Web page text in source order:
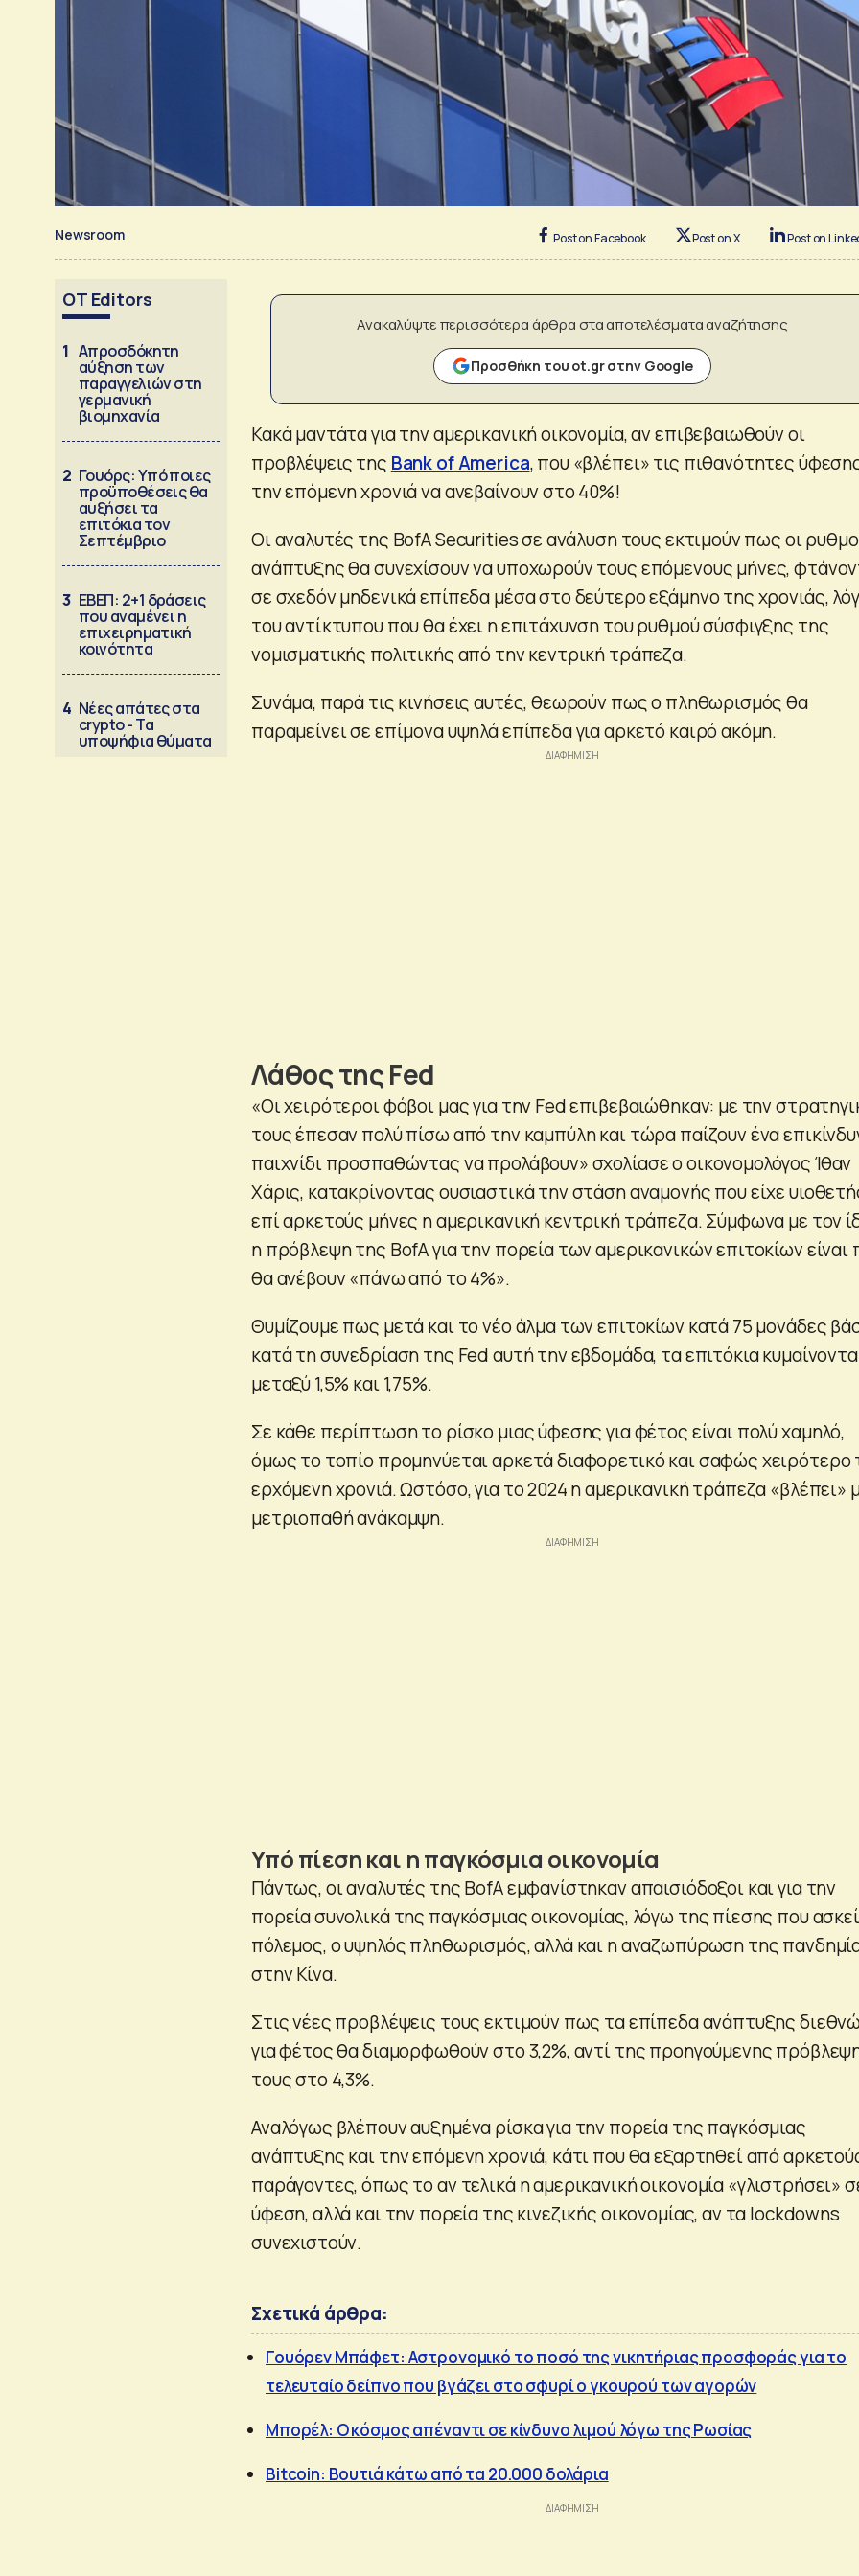
Newsroom Post on Facebook Post on X Post on
OT Editors
1 Απροσδόκητη
αύξηση των
παραγγελιών στη
γερμανική
βιομηχανία
2 Γουόρς: Υπό ποιες
προϋποθέσεις θα
αυξήσει τα
επιτόκια τον
Σεπτέμβριο
3 ΕΒΕΠ: 2+1 δράσεις
που αναμένει η
επιχειρηματική
κοινότητα
4 Νέες απάτες στα
crypto - Τα
υποψήφια θύματα
Ανακαλύψτε περισσότερα άρθρα στα αποτελέσματα αναζήτησης
Προσθήκη του ot.gr στην Google
Κακά μαντάτα για την αμερικανική οικονομία, αν επιβεβαιωθούν οι
προβλέψεις της Bank of America, που «βλέπει» τις πιθανότητες
την επόμενη χρονιά να ανεβαίνουν στο 40%!
Οι αναλυτές της BofA Securities σε ανάλυση τους εκτιμούν πως οι
ανάπτυξης θα συνεχίσουν να υποχωρούν τους επόμενους μήνες,
σε σχεδόν μηδενικά επίπεδα μέσα στο δεύτερο εξάμηνο της χρονιάς,
του αντίκτυπου που θα έχει η επιτάχυνση του ρυθμού σύσφιγξης της
νομισματικής πολιτικής από την κεντρική τράπεζα.
Συνάμα, παρά τις κινήσεις αυτές, θεωρούν πως ο πληθωρισμός θα
παραμείνει σε επίμονα υψηλά επίπεδα για αρκετό καιρό ακόμη.
Λάθος της Fed
«Οι χειρότεροι φόβοι μας για την Fed επιβεβαιώθηκαν: με την
τους έπεσαν πολύ πίσω από την καμπύλη και τώρα παίζουν ένα
παιχνίδι προσπαθώντας να προλάβουν» σχολίασε ο οικονομολόγος Ίθαν
Χάρις, κατακρίνοντας ουσιαστικά την στάση αναμονής που είχε
επί αρκετούς μήνες η αμερικανική κεντρική τράπεζα. Σύμφωνα με τον
η πρόβλεψη της BofA για την πορεία των αμερικανικών επιτοκίων είναι
θα ανέβουν «πάνω από το 4%».
Θυμίζουμε πως μετά και το νέο άλμα των επιτοκίων κατά 75 μονάδες
κατά τη συνεδρίαση της Fed αυτή την εβδομάδα, τα επιτόκια
μεταξύ 1,5% και 1,75%.
Σε κάθε περίπτωση το ρίσκο μιας ύφεσης για φέτος είναι πολύ χαμηλό,
όμως το τοπίο προμηνύεται αρκετά διαφορετικό και σαφώς χειρότερο
ερχόμενη χρονιά. Ωστόσο, για το 2024 η αμερικανική τράπεζα «βλέπει»
μετριοπαθή ανάκαμψη.
Υπό πίεση και η παγκόσμια οικονομία
Πάντως, οι αναλυτές της BofA εμφανίστηκαν απαισιόδοξοι και για την
πορεία συνολικά της παγκόσμιας οικονομίας, λόγω της πίεσης που
πόλεμος, ο υψηλός πληθωρισμός, αλλά και η αναζωπύρωση της
στην Κίνα.
Στις νέες προβλέψεις τους εκτιμούν πως τα επίπεδα ανάπτυξης
για φέτος θα διαμορφωθούν στο 3,2%, αντί της προηγούμενης
τους στο 4,3%.
Αναλόγως βλέπουν αυξημένα ρίσκα για την πορεία της παγκόσμιας
ανάπτυξης και την επόμενη χρονιά, κάτι που θα εξαρτηθεί από
παράγοντες, όπως το αν τελικά η αμερικανική οικονομία «γλιστρήσει»
ύφεση, αλλά και την πορεία της κινεζικής οικονομίας, αν τα lockdowns
συνεχιστούν.
Σχετικά άρθρα:
Γουόρεν Μπάφετ: Αστρονομικό το ποσό της νικητήριας προσφοράς για το
τελευταίο δείπνο που βγάζει στο σφυρί ο γκουρού των αγορών
Μπορέλ: Ο κόσμος απέναντι σε κίνδυνο λιμού λόγω της Ρωσίας
Bitcoin: Βουτιά κάτω από τα 20.000 δολάρια